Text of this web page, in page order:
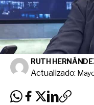
RUTH
Actualizado: